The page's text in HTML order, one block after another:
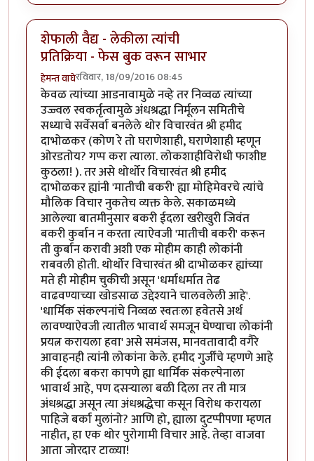
शेफाली वैद्य - लेकीला त्यांची
प्रतिक्रिया - फेस बुक वरून साभार
हेमन्त वाघेरविवार, 18/09/2016 08:45
केवळ त्यांच्या आडनावामुळे नव्हे तर निव्वळ त्यांच्या
उज्ज्वल स्वकर्तृत्वामुळे अंधश्रद्धा निर्मूलन समितीचे
सध्याचे सर्वेसर्वा बनलेले थोर विचारवंत श्री हमीद
दाभोळकर (कोण रे तो घराणेशाही, घराणेशाही म्हणून
ओरडतोय? गप्प करा त्याला. लोकशाहीविरोधी फाशीष्ट
कुठला! ). तर असे थोर्थोर विचारवंत श्री हमीद
दाभोळकर ह्यांनी 'मातीची बकरी' ह्या मोहिमेवरचे त्यांचे
मौलिक विचार नुकतेच व्यक्त केले. सकाळमध्ये
आलेल्या बातमीनुसार बकरी ईदला खरीखुरी जिवंत
बकरी कुर्बान न करता त्याऐवजी 'मातीची बकरी' करून
ती कुर्बान करावी अशी एक मोहीम काही लोकांनी
राबवली होती. थोर्थोर विचारवंत श्री दाभोळकर ह्यांच्या
मते ही मोहीम चुकीची असून 'धर्माधर्मात तेढ
वाढवण्याच्या खोडसाळ उद्देश्याने चालवलेली आहे'.
'धार्मिक संकल्पनांचे निव्वळ स्वतःला हवेतसे अर्थ
लावण्याऐवजी त्यातील भावार्थ समजून घेण्याचा लोकांनी
प्रयत्न करायला हवा' असे समंजस, मानवतावादी वगैरे
आवाहनही त्यांनी लोकांना केले. हमीद गुर्जींचे म्हणणे आहे
की ईदला बकरा कापणे ह्या धार्मिक संकल्पेनाला
भावार्थ आहे, पण दसऱ्याला बळी दिला तर ती मात्र
अंधश्रद्धा असून त्या अंधश्रद्धेचा कसून विरोध करायला
पाहिजे बर्का मुलांनो? आणि हो, ह्याला दुटप्पीपणा म्हणत
नाहीत, हा एक थोर पुरोगामी विचार आहे. तेव्हा वाजवा
आता जोरदार टाळ्या!